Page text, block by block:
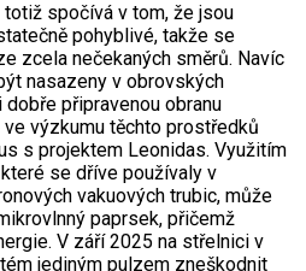
spočívá v tom, že jsou
pohyblivé, takže se
zcela nečekaných směrů. Navíc
nasazeny v obrovských
připravenou obranu
výzkumu těchto prostředků
s projektem Leonidas. Využitím
se dříve používaly v
vakuových trubic, může
paprsek, přičemž
V září 2025 na střelnici v
jediným pulzem zneškodnit